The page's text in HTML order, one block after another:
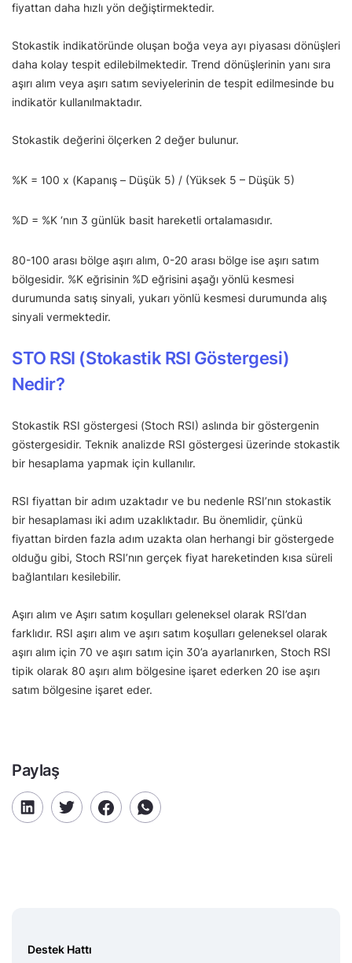
fiyattan daha hızlı yön değiştirmektedir.
Stokastik indikatöründe oluşan boğa veya ayı piyasası dönüşleri
daha kolay tespit edilebilmektedir. Trend dönüşlerinin yanı sıra
aşırı alım veya aşırı satım seviyelerinin de tespit edilmesinde bu
indikatör kullanılmaktadır.
Stokastik değerini ölçerken 2 değer bulunur.
%K = 100 x (Kapanış – Düşük 5) / (Yüksek 5 – Düşük 5)
%D = %K ‘nın 3 günlük basit hareketli ortalamasıdır.
80-100 arası bölge aşırı alım, 0-20 arası bölge ise aşırı satım
bölgesidir. %K eğrisinin %D eğrisini aşağı yönlü kesmesi
durumunda satış sinyali, yukarı yönlü kesmesi durumunda alış
sinyali vermektedir.
STO RSI (Stokastik RSI Göstergesi)
Nedir?
Stokastik RSI göstergesi (Stoch RSI) aslında bir göstergenin
göstergesidir. Teknik analizde RSI göstergesi üzerinde stokastik
bir hesaplama yapmak için kullanılır.
RSI fiyattan bir adım uzaktadır ve bu nedenle RSI’nın stokastik
bir hesaplaması iki adım uzaklıktadır. Bu önemlidir, çünkü
fiyattan birden fazla adım uzakta olan herhangi bir göstergede
olduğu gibi, Stoch RSI’nın gerçek fiyat hareketinden kısa süreli
bağlantıları kesilebilir.
Aşırı alım ve Aşırı satım koşulları geleneksel olarak RSI’dan
farklıdır. RSI aşırı alım ve aşırı satım koşulları geleneksel olarak
aşırı alım için 70 ve aşırı satım için 30’a ayarlanırken, Stoch RSI
tipik olarak 80 aşırı alım bölgesine işaret ederken 20 ise aşırı
satım bölgesine işaret eder.
Paylaş
Destek Hattı